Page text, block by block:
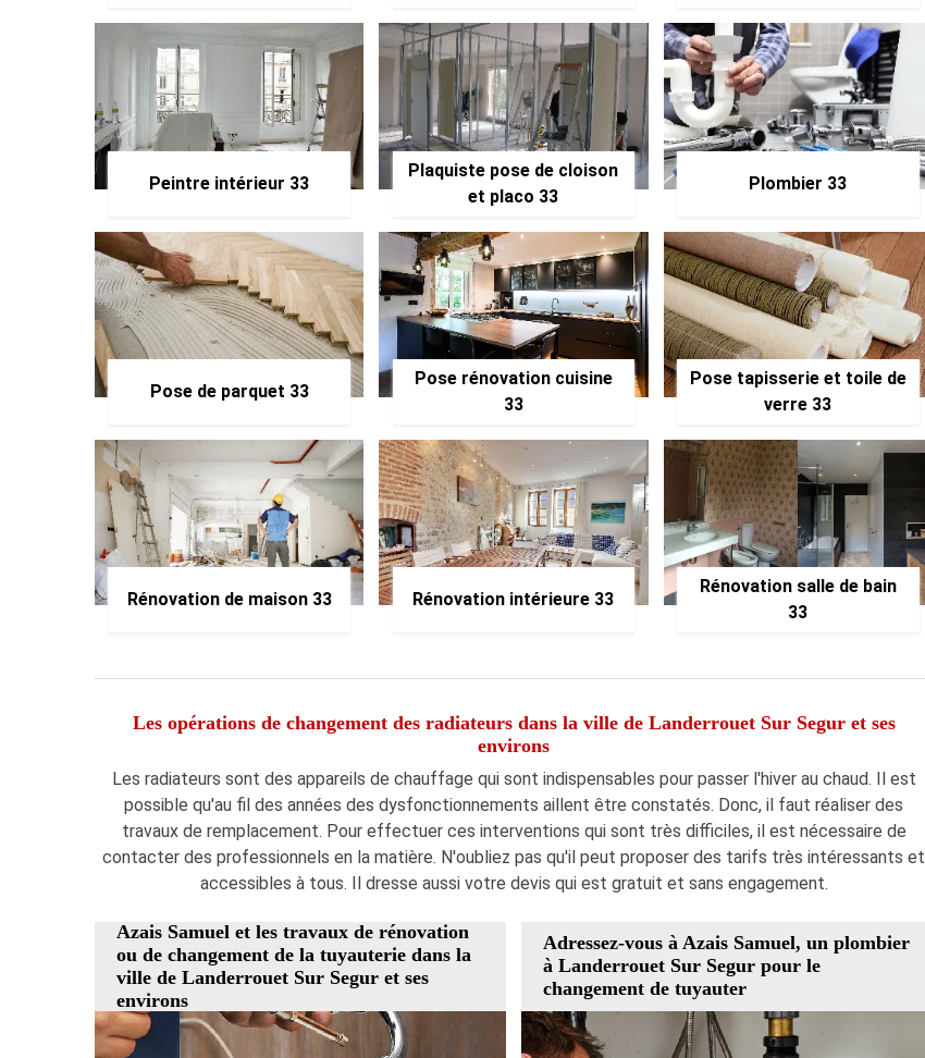
Peintre intérieur 33
Plaquiste pose de cloison
et placo 33
Plombier 33
Pose de parquet 33
Pose rénovation cuisine
33
Pose tapisserie et toile de
verre 33
Rénovation de maison 33 Rénovation intérieure 33
Rénovation salle de bain
33
Les opérations de changement des radiateurs dans la ville de Landerrouet Sur Segur et ses
environs
Les radiateurs sont des appareils de chauffage qui sont indispensables pour passer l'hiver au chaud. Il est
possible qu'au fil des années des dysfonctionnements aillent être constatés. Donc, il faut réaliser des
travaux de remplacement. Pour effectuer ces interventions qui sont très difficiles, il est nécessaire de
contacter des professionnels en la matière. N'oubliez pas qu'il peut proposer des tarifs très intéressants et
accessibles à tous. Il dresse aussi votre devis qui est gratuit et sans engagement.
Azais Samuel et les travaux de rénovation
ou de changement de la tuyauterie dans la
ville de Landerrouet Sur Segur et ses
environs
Adressez-vous à Azais Samuel, un plombier
à Landerrouet Sur Segur pour le
changement de tuyauter